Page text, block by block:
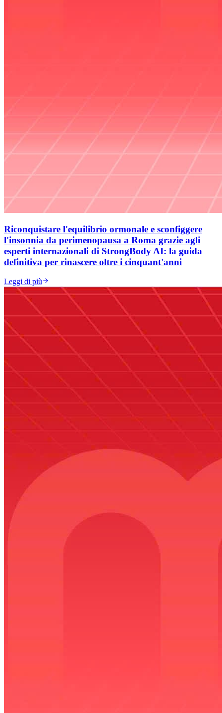
Riconquistare l'equilibrio ormonale e sconfiggere
l'insonnia da perimenopausa a Roma grazie agli
esperti internazionali di StrongBody AI: la guida
definitiva per rinascere oltre i cinquant'anni
Leggi di più